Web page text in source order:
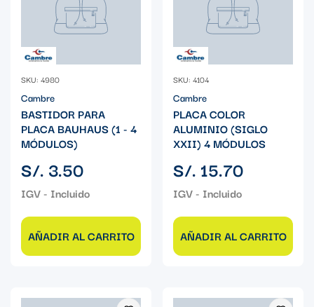
SKU: 4980
Cambre
BASTIDOR PARA
PLACA BAUHAUS (1 - 4
MÓDULOS)
Precio
regular
S/. 3.50
AÑADIR AL CARRITO
SKU: 4104
Cambre
PLACA COLOR
ALUMINIO (SIGLO
XXII) 4 MÓDULOS
Precio
regular
S/. 15.70
AÑADIR AL CARRITO